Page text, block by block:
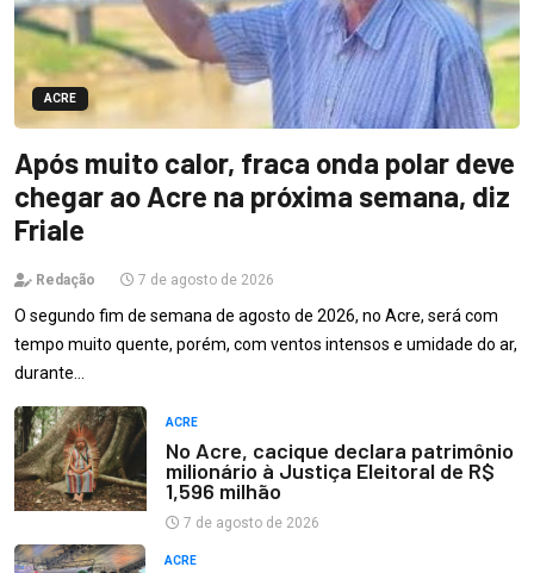
ACRE
Após muito calor, fraca onda polar deve
chegar ao Acre na próxima semana, diz
Friale
Redação 7 de agosto de 2026
O segundo fim de semana de agosto de 2026, no Acre, será com
tempo muito quente, porém, com ventos intensos e umidade do ar,
durante…
ACRE
No Acre, cacique declara patrimônio
milionário à Justiça Eleitoral de R$
1,596 milhão
7 de agosto de 2026
ACRE